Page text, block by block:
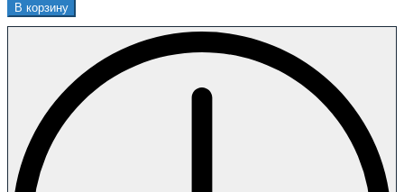
В корзину